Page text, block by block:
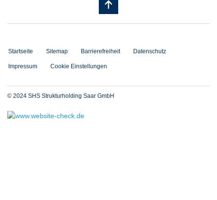
Startseite Sitemap Barrierefreiheit Datenschutz
Impressum Cookie Einstellungen
© 2024 SHS Strukturholding Saar GmbH